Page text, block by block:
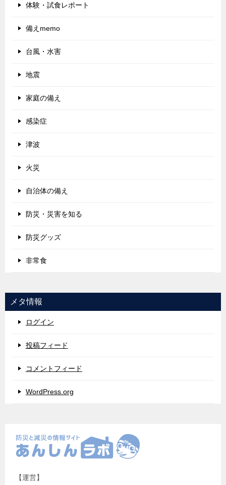
体験・試食レポート
備えmemo
台風・水害
地震
家庭の備え
感染症
津波
火災
自治体の備え
防災・災害を知る
防災グッズ
非常食
メタ情報
ログイン
投稿フィード
コメントフィード
WordPress.org
【運営】